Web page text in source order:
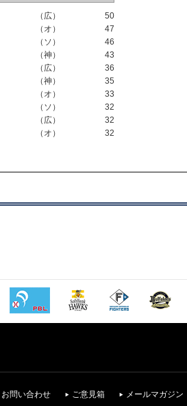
（広）
50
（オ）
47
（ソ）
46
（神）
43
（広）
36
（神）
35
（オ）
33
（ソ）
32
（広）
32
（オ） 32
お問い合わせ ご意見箱 メールマガジン